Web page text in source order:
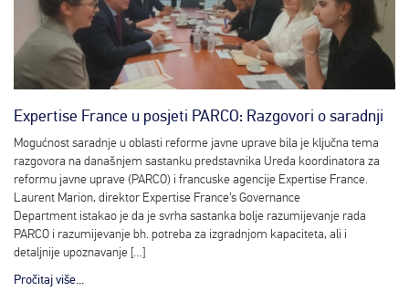
Expertise France u posjeti PARCO: Razgovori o saradnji
Mogućnost saradnje u oblasti reforme javne uprave bila je ključna tema
razgovora na današnjem sastanku predstavnika Ureda koordinatora za
reformu javne uprave (PARCO) i francuske agencije Expertise France.
Laurent Marion, direktor Expertise France’s Governance
Department istakao je da je svrha sastanka bolje razumijevanje rada
PARCO i razumijevanje bh. potreba za izgradnjom kapaciteta, ali i
detaljnije upoznavanje […]
Pročitaj više...